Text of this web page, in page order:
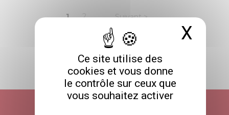
Ce site utilise des
cookies et vous donne
le contrôle sur ceux que
vous souhaitez activer
X
Pagination
publications
Page
1 Page
2 Suivant >
RETOUR HAUT DE PAGE